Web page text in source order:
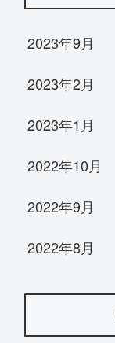
2023年9月
2023年2月
2023年1月
2022年10月
2022年9月
2022年8月